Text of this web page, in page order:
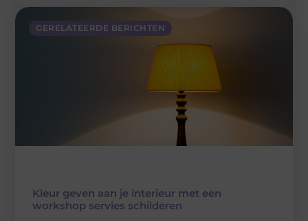
GERELATEERDE BERICHTEN
Kleur geven aan je interieur met een
workshop servies schilderen